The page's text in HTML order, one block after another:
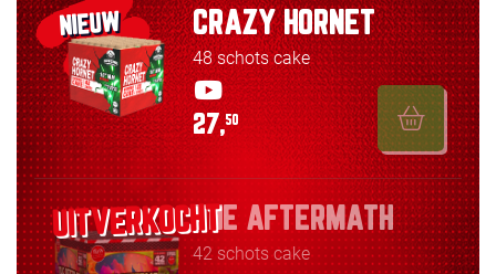
NIEUW CRAZY HORNET
48 schots cake
27,50
THE AFTERMATH
42 schots cake